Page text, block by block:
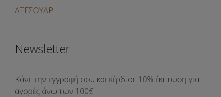
ΑΞΕΣΟΥΑΡ
Newsletter
Κάνε την εγγραφή σου και κέρδισε 10% έκπτωση για
αγορές άνω των 100€.